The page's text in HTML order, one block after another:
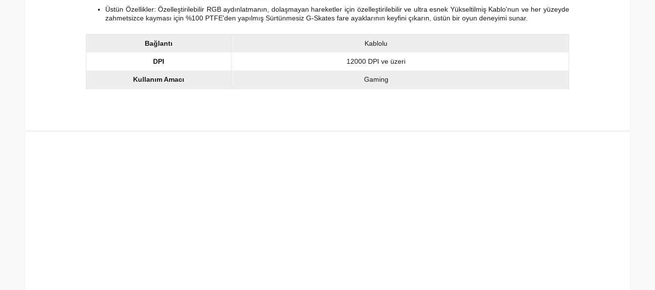
Üstün Özellikler: Özelleştirilebilir RGB aydınlatmanın, dolaşmayan hareketler için özelleştirilebilir ve ultra esnek Yükseltilmiş Kablo'nun ve her yüzeyde
zahmetsizce kayması için %100 PTFE'den yapılmış Sürtünmesiz G-Skates fare ayaklarının keyfini çıkarın, üstün bir oyun deneyimi sunar.
Bağlantı Kablolu
DPI 12000 DPI ve üzeri
Kullanım Amacı Gaming